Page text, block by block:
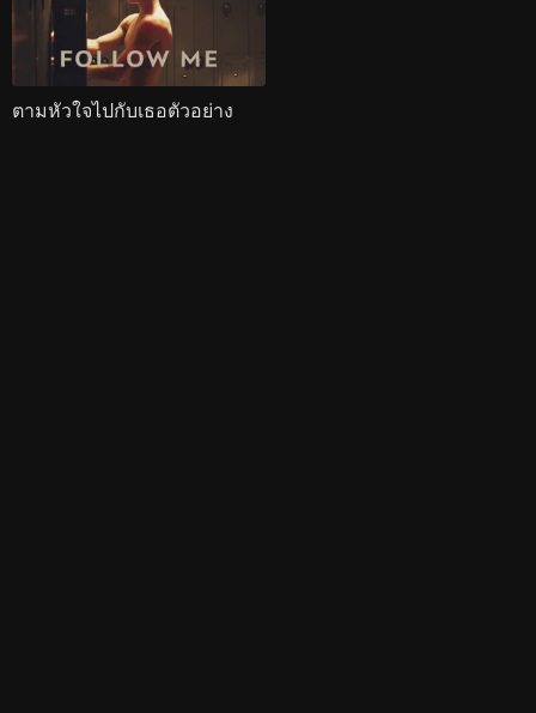
ตามหัวใจไปกับเธอตัวอย่าง